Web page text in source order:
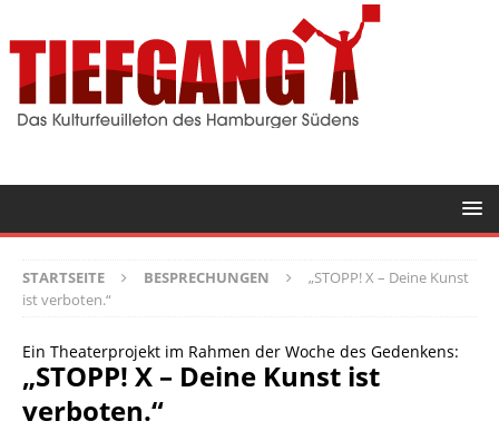
STARTSEITE BESPRECHUNGEN
„STOPP! X – Deine Kunst
ist verboten.“
Ein Theaterprojekt im Rahmen der Woche des Gedenkens:
„STOPP! X – Deine Kunst ist
verboten.“